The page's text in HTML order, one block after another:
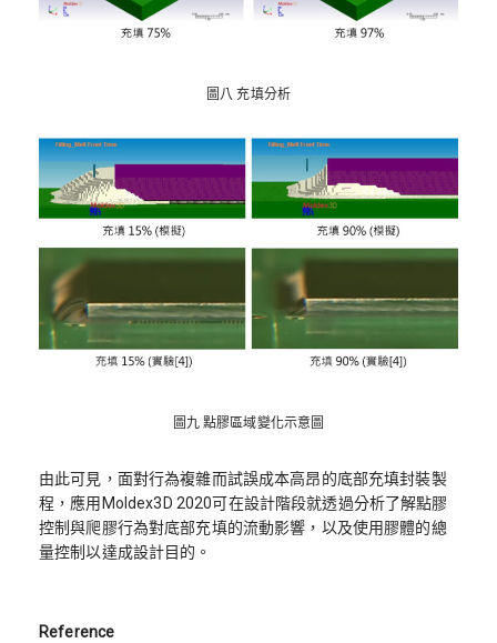
圖八 充填分析
圖九 點膠區域變化示意圖
由此可見，面對行為複雜而試誤成本高昂的底部充填封裝製
程，應用Moldex3D 2020可在設計階段就透過分析了解點膠
控制與爬膠行為對底部充填的流動影響，以及使用膠體的總
量控制以達成設計目的。
Reference